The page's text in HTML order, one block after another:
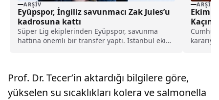
ARŞIV
Eyüpspor, İngiliz savunmacı Zak Jules’u
kadrosuna kattı
Süper Lig ekiplerinden Eyüpspor, savunma
hattına önemli bir transfer yaptı. İstanbul ekibi,
ARŞIV
Ekim
Oldu!
Prof. Dr. Tecer’in aktardığı bilgilere göre,
yükselen su sıcaklıkları kolera ve salmonella